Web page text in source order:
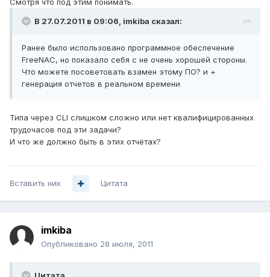
Смотря что под этим понимать.
В 27.07.2011 в 09:06, imkiba сказал:
Ранее было использовано программное обеспечение
FreeNAC, но показало себя с не очень хорошей стороны.
Что можете посоветовать взамен этому ПО? и +
генерация отчетов в реальном времени
Типа через CLI слишком сложно или нет квалифицированных
трудочасов под эти задачи?
И что же должно быть в этих отчётах?
Вставить ник Цитата
imkiba
Опубликовано 28 июля, 2011